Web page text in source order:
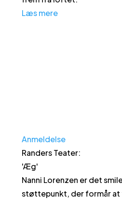
Læs mere
Anmeldelse
Randers Teater:
'Æg'
Nanni Lorenzen er det
støttepunkt, der formår